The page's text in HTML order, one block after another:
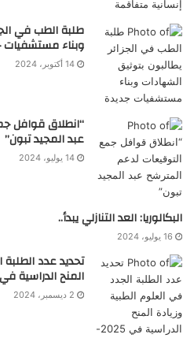
طلبة الطب في
وبناء مستشفيات
14 أكتوبر، 2024
“انطلاق قوافل
عبد المجيد تبون”
14 يوليو، 2024
البكالوريا: العد التنازلي يبدأ..
16 يوليو، 2024
تحديد عدد
المنح الدراسية في 2025-2026
2 ديسمبر، 2024